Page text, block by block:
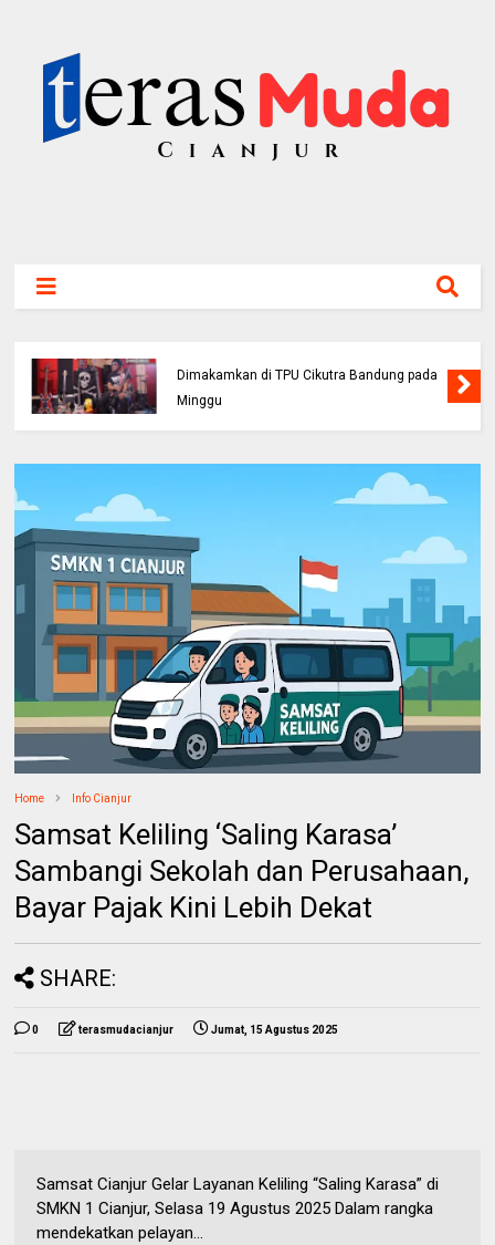
Dimakamkan di TPU Cikutra Bandung pada
Minggu
Home Info Cianjur
Samsat Keliling ‘Saling Karasa’
Sambangi Sekolah dan Perusahaan,
Bayar Pajak Kini Lebih Dekat
SHARE:
0 terasmudacianjur Jumat, 15 Agustus 2025
Samsat Cianjur Gelar Layanan Keliling “Saling Karasa” di
SMKN 1 Cianjur, Selasa 19 Agustus 2025 Dalam rangka
mendekatkan pelayan...